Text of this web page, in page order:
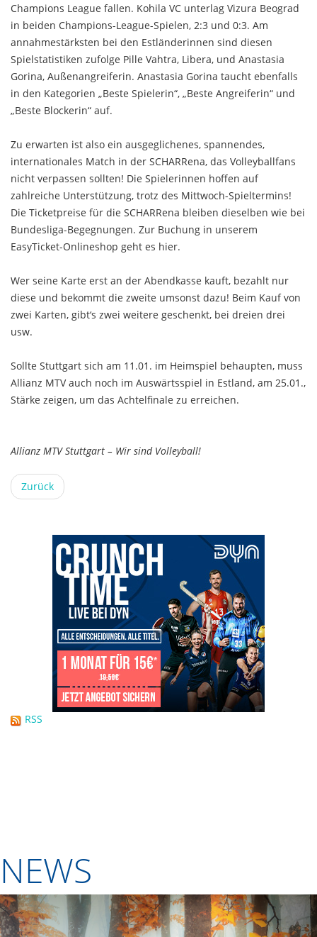
Champions League fallen. Kohila VC unterlag Vizura Beograd
in beiden Champions-League-Spielen, 2:3 und 0:3. Am
annahmestärksten bei den Estländerinnen sind diesen
Spielstatistiken zufolge Pille Vahtra, Libera, und Anastasia
Gorina, Außenangreiferin. Anastasia Gorina taucht ebenfalls
in den Kategorien „Beste Spielerin“, „Beste Angreiferin“ und
„Beste Blockerin“ auf.
Zu erwarten ist also ein ausgeglichenes, spannendes,
internationales Match in der SCHARRena, das Volleyballfans
nicht verpassen sollten! Die Spielerinnen hoffen auf
zahlreiche Unterstützung, trotz des Mittwoch-Spieltermins!
Die Ticketpreise für die SCHARRena bleiben dieselben wie bei
Bundesliga-Begegnungen. Zur Buchung in unserem
EasyTicket-Onlineshop geht es hier.
Wer seine Karte erst an der Abendkasse kauft, bezahlt nur
diese und bekommt die zweite umsonst dazu! Beim Kauf von
zwei Karten, gibt‘s zwei weitere geschenkt, bei dreien drei
usw.
Sollte Stuttgart sich am 11.01. im Heimspiel behaupten, muss
Allianz MTV auch noch im Auswärtsspiel in Estland, am 25.01.,
Stärke zeigen, um das Achtelfinale zu erreichen.
Allianz MTV Stuttgart – Wir sind Volleyball!
Zurück
RSS
NEWS